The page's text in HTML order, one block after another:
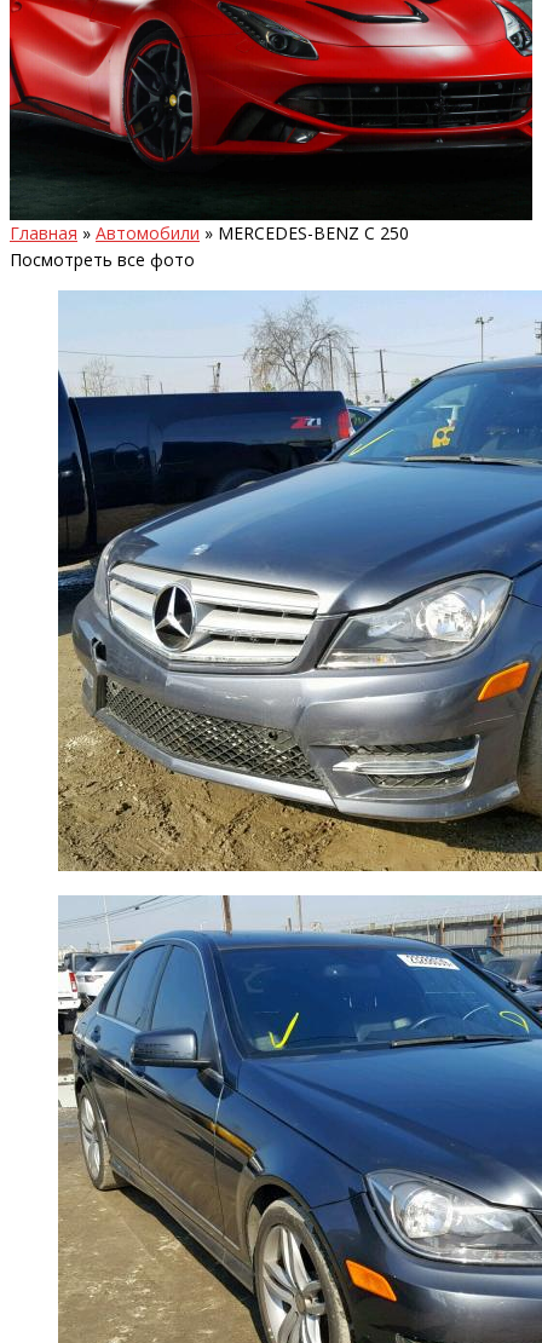
Главная » Автомобили » MERCEDES-BENZ C 250
Посмотреть все фото